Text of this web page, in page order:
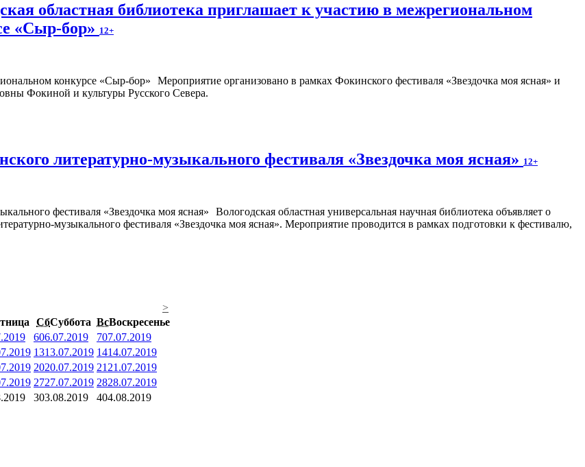
областная библиотека приглашает к участию в межрегиональном
«Сыр-бор» 12+
Мероприятие организовано в рамках Фокинского фестиваля «Звездочка моя ясная» и
Фокиной и культуры Русского Севера.
литературно-музыкального фестиваля «Звездочка моя ясная» 12+
Вологодская областная универсальная научная библиотека объявляет о
музыкального фестиваля «Звездочка моя ясная». Мероприятие проводится в рамках подготовки к фестивалю,
>
СбСуббота ВсВоскресенье
606.07.2019 707.07.2019
1313.07.2019 1414.07.2019
2020.07.2019 21 21.07.2019
2727.07.2019 2828.07.2019
303.08.2019 404.08.2019